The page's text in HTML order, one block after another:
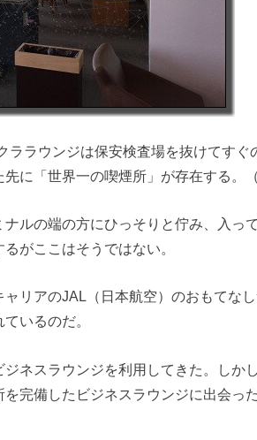
ララウンジは保安検査場を抜けてすぐ
に「世界一の喫煙所」が存在する。
ルの端の方にひっそりと佇み、入っ
がここはそうではない。
リアのJAL（日本航空）のおもてな
いるのだ。
ネスラウンジを利用してきた。しか
完備したビジネスラウンジに出会っ